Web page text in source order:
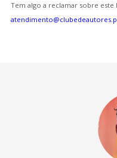
Tem algo a reclamar sobre este